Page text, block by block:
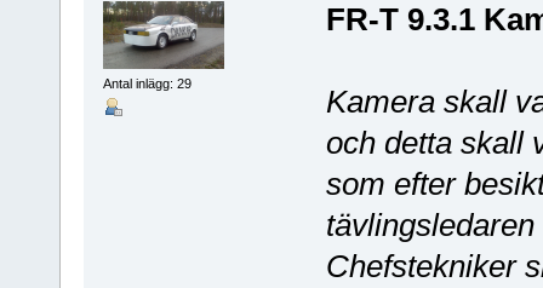
Antal inlägg: 29
FR-T 9.3.1
Kamera skall
och detta skall
som efter
Chefstekniker